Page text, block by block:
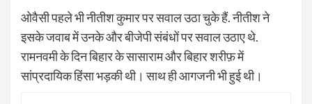
ओवैसी पहले भी नीतीश कुमार पर सवाल उठा चुके हैं. नीतीश ने
इसके जवाब में उनके और बीजेपी संबंधों पर सवाल उठाए थे.
रामनवमी के दिन बिहार के सासाराम और बिहार शरीफ़ में
सांप्रदायिक हिंसा भड़की थी। साथ ही आगजनी भी हुई थी।